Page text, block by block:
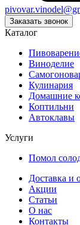
Заказать звонок
Каталог
Виноделие
Кулинария
Домашние
Коптильни
Автоклавы
Услуги
Помол
Доставка и
Акции
Статьи
О нас
Контакты